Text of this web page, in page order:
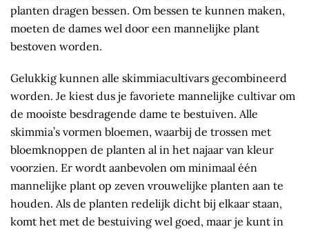
planten dragen bessen. Om bessen te kunnen maken,
moeten de dames wel door een mannelijke plant
bestoven worden.
Gelukkig kunnen alle skimmiacultivars gecombineerd
worden. Je kiest dus je favoriete mannelijke cultivar om
de mooiste besdragende dame te bestuiven. Alle
skimmia’s vormen bloemen, waarbij de trossen met
bloemknoppen de planten al in het najaar van kleur
voorzien. Er wordt aanbevolen om minimaal één
mannelijke plant op zeven vrouwelijke planten aan te
houden. Als de planten redelijk dicht bij elkaar staan,
komt het met de bestuiving wel goed, maar je kunt in